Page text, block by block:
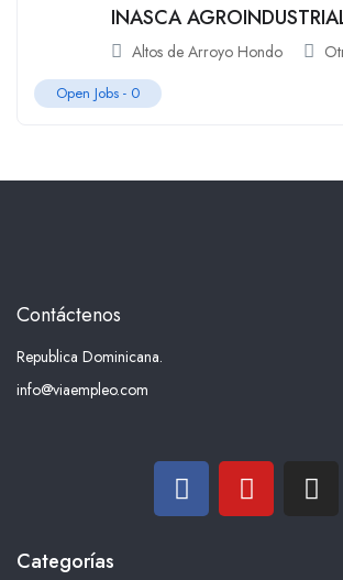
INASCA
Altos de Arroyo Hondo
Open Jobs - 0
Contáctenos
Republica Dominicana.
info@viaempleo.com
Categorías